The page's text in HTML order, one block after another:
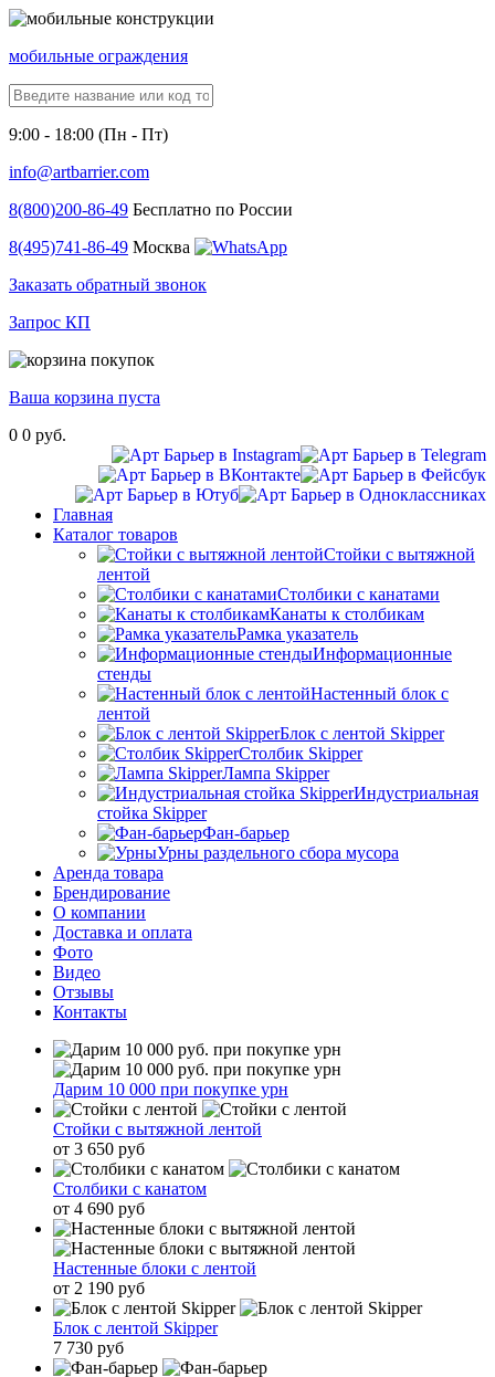
мобильные ограждения
9:00 - 18:00 (Пн - Пт)
info@artbarrier.com
8(800)200-86-49 Бесплатно по России
8(495)741-86-49 Москва
Заказать обратный звонок
Запрос КП
Ваша корзина пуста
0 0 руб.
Главная
Каталог товаров
Стойки с вытяжной
лентой
Столбики с канатами
Канаты к столбикам
Рамка указатель
Информационные
стенды
Настенный блок с
лентой
Блок с лентой Skipper
Столбик Skipper
Лампа Skipper
Индустриальная
стойка Skipper
Фан-барьер
Урны раздельного сбора мусора
Аренда товара
Брендирование
О компании
Доставка и оплата
Фото
Видео
Отзывы
Контакты
Дарим 10 000 при покупке урн
Стойки с вытяжной лентой
от 3 650 руб
Столбики с канатом
от 4 690 руб
Настенные блоки с лентой
от 2 190 руб
Блок с лентой Skipper
7 730 руб